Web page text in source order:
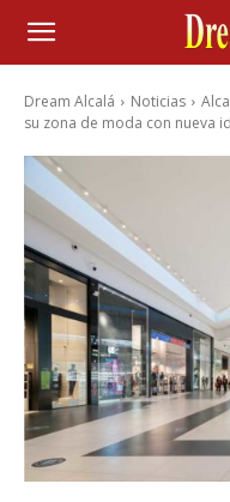
Dream Alcalá Noticias
su zona de moda con nueva